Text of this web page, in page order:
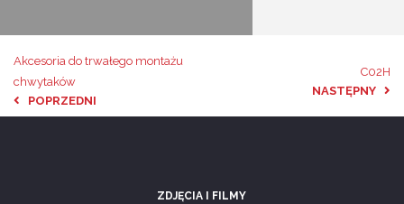
Akcesoria do trwałego montażu
chwytaków
POPRZEDNI
C02H
NASTĘPNY
ZDJĘCIA I FILMY